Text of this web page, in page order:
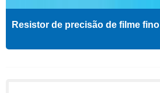
Resistor de precisão de filme fino